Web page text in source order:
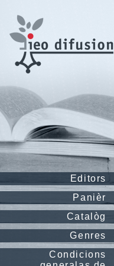
Editors
Panièr
Catalòg
Genres
Condicions